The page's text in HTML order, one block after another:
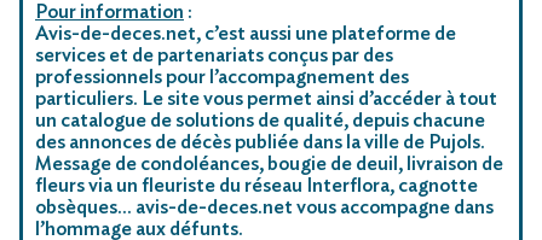
Pour information :
Avis-de-deces.net, c’est aussi une plateforme de
services et de partenariats conçus par des
professionnels pour l’accompagnement des
particuliers. Le site vous permet ainsi d’accéder à tout
un catalogue de solutions de qualité, depuis chacune
des annonces de décès publiée dans la ville de Pujols.
Message de condoléances, bougie de deuil, livraison de
fleurs via un fleuriste du réseau Interflora, cagnotte
obsèques… avis-de-deces.net vous accompagne dans
l’hommage aux défunts.